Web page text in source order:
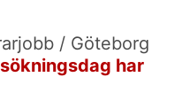
/ Göteborg
har